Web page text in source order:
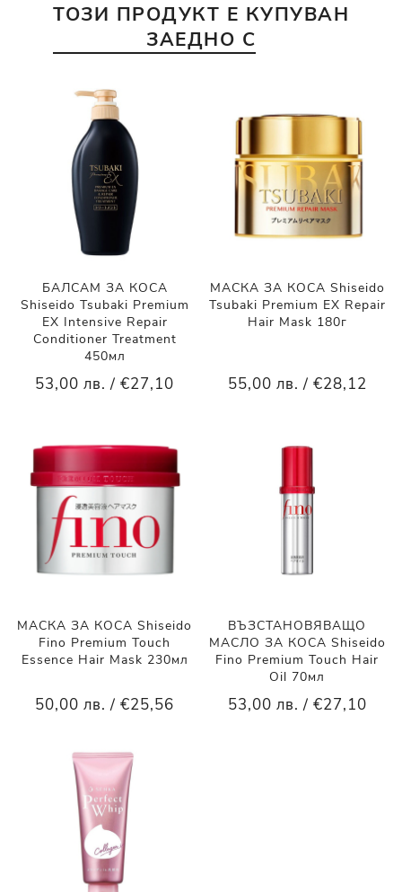
ТОЗИ ПРОДУКТ Е КУПУВАН
ЗАЕДНО С
БАЛСАМ ЗА КОСА
Shiseido Tsubaki Premium
EX Intensive Repair
Conditioner Treatment
450мл
53,00 лв. / €27,10
МАСКА ЗА КОСА Shiseido
Tsubaki Premium EX Repair
Hair Mask 180г
55,00 лв. / €28,12
МАСКА ЗА КОСА Shiseido
Fino Premium Touch
Essence Hair Mask 230мл
50,00 лв. / €25,56
ВЪЗСТАНОВЯВАЩО
МАСЛО ЗА КОСА Shiseido
Fino Premium Touch Hair
Oil 70мл
53,00 лв. / €27,10